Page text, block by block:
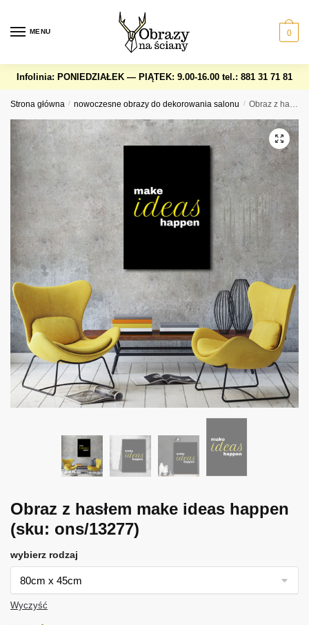
navigation
content
MENU 0
Infolinia: PONIEDZIAŁEK — PIĄTEK: 9.00-16.00 tel.: 881 31 71 81
Strona główna / nowoczesne obrazy do dekorowania salonu / Obraz z hasłem make ideas happen
Obraz z hasłem make ideas happen
(sku: ons/13277)
wybierz rodzaj
Wyczyść